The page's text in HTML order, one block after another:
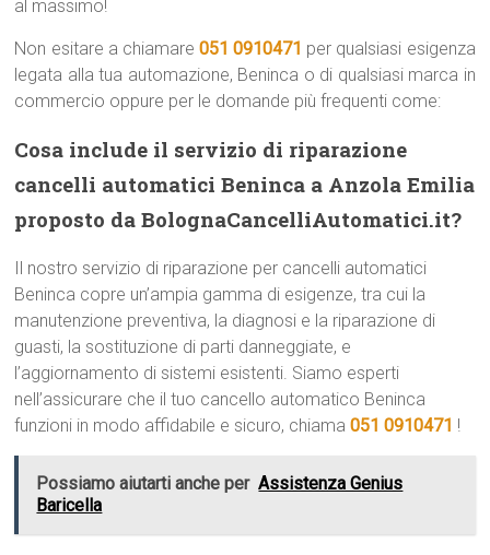
al massimo!
Non esitare a chiamare 051 0910471 per qualsiasi esigenza
legata alla tua automazione, Beninca o di qualsiasi marca in
commercio oppure per le domande più frequenti come:
Cosa include il servizio di riparazione
cancelli automatici Beninca a Anzola Emilia
proposto da BolognaCancelliAutomatici.it?
Il nostro servizio di riparazione per cancelli automatici
Beninca copre un’ampia gamma di esigenze, tra cui la
manutenzione preventiva, la diagnosi e la riparazione di
guasti, la sostituzione di parti danneggiate, e
l’aggiornamento di sistemi esistenti. Siamo esperti
nell’assicurare che il tuo cancello automatico Beninca
funzioni in modo affidabile e sicuro, chiama051 0910471 !
Possiamo aiutarti anche per Assistenza Genius
Baricella